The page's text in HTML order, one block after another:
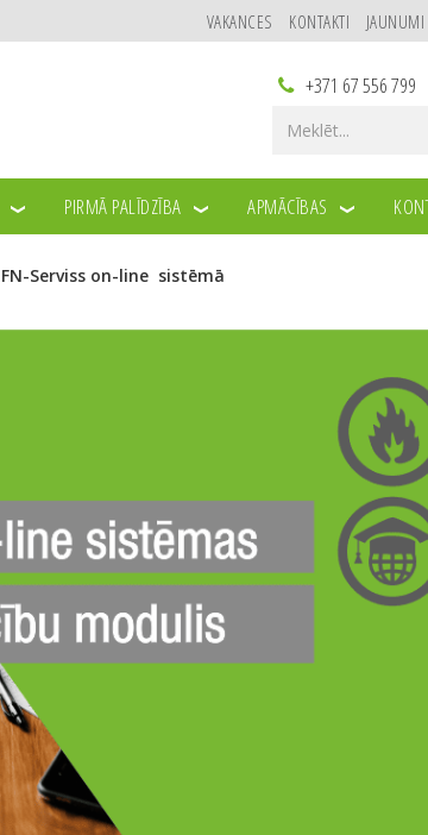
VAKANCES KONTAKTI JAUNUMI
+371 67 556 799
PIRMĀ PALĪDZĪBA APMĀCĪBAS
Serviss on-line sistēmā